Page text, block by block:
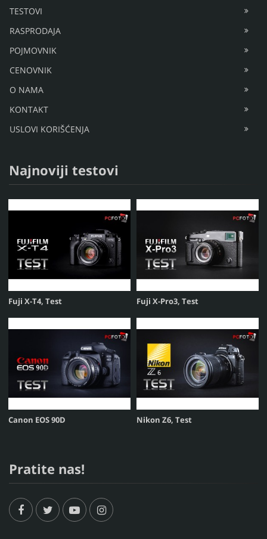
TESTOVI
RASPRODAJA
POJMOVNIK
CENOVNIK
O NAMA
KONTAKT
USLOVI KORIŠĆENJA
Najnoviji testovi
Fuji X-T4, Test Fuji X-Pro3, Test
Canon EOS 90D Nikon Z6, Test
Pratite nas!